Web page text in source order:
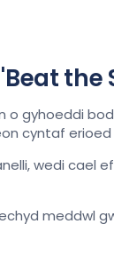
the
gyhoeddi
cyntaf
wedi
meddwl